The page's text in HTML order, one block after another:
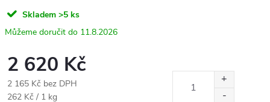
Skladem >5 ks
11.8.2026
2 620 Kč
2 165 Kč bez DPH
Měrná
262 Kč / 1 kg